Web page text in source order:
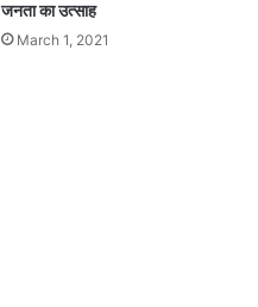
जनता का उत्साह
March 1, 2021